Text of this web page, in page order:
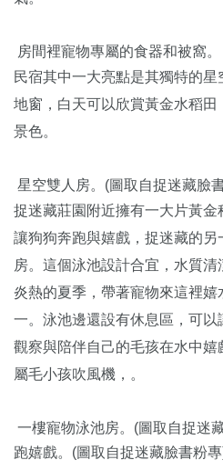
房間裡寵物專屬的食器和被窩。
民宿其中一大亮點是其獨特的
地窗，白天可以欣賞黃金水稻
景色。
星空雙人房。(圖取自捉迷藏臉
捉迷藏莊園附近擁有一大片黃
讓狗狗奔跑與嬉戲，捉迷藏的
房。這個泳池設計合宜，水質
炎熱的夏季，帶著寵物來這裡
一。泳池邊還設有休息區，可以
觀察與陪伴自己的毛孩在水中
屬毛小孩吹風機，。
一樓寵物泳池房。(圖取自捉迷
跑嬉戲。(圖取自捉迷藏臉書粉